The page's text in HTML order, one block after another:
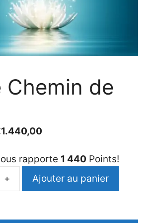
Chemin de
1.440,00
rapporte 1 440 Points!
quantité
+ Ajouter au panier